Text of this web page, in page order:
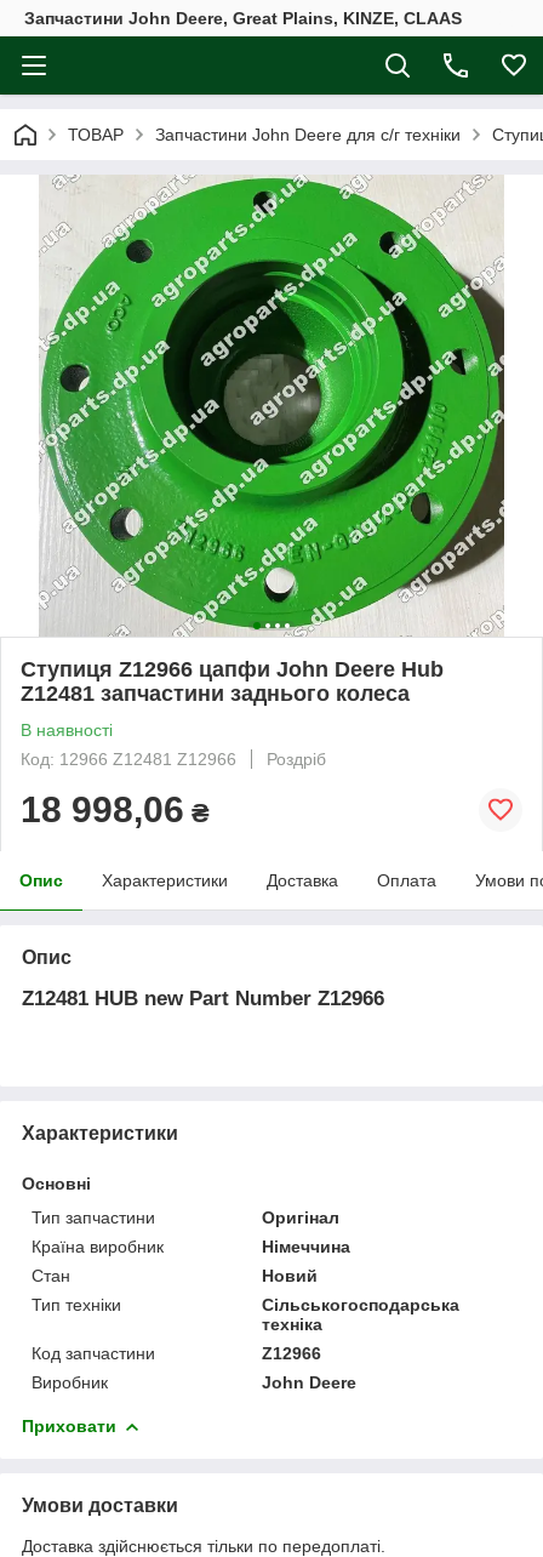
Запчастини John Deere, Great Plains, KINZE, CLAAS
ТОВАР Запчастини John Deere для с/г техніки
Ступиця Z12966 цапфи John Deere Hub
Z12481 запчастини заднього колеса
В наявності
Код: 12966 Z12481 Z12966
Роздріб
18 998,06 ₴
Опис Характеристики Доставка Оплата Умови
Опис
Z12481 HUB new Part Number Z12966
Характеристики
Основні
Тип запчастини
Оригінал
Країна виробник
Німеччина
Стан
Новий
Тип техніки
Сільськогосподарська
техніка
Код запчастини
Z12966
Виробник
John Deere
Приховати
Умови доставки
Доставка здійснюється тільки по передоплаті.